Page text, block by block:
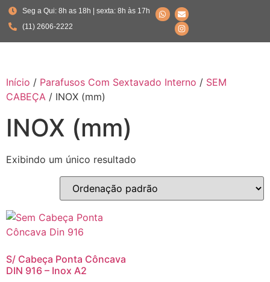
Seg a Qui: 8h as 18h | sexta: 8h às 17h
(11) 2606-2222
Início / Parafusos Com Sextavado Interno / SEM
CABEÇA / INOX (mm)
INOX (mm)
Exibindo um único resultado
S/ Cabeça Ponta Côncava
DIN 916 – Inox A2